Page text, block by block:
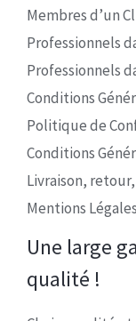
Membres d’un
Professionnels
Professionnels
Conditions
Politique de
Conditions
Livraison,
Mentions Légales
Une large
qualité !